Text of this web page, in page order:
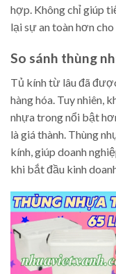
hợp. Không chỉ giúp
lại sự an toàn hơn cho
So sánh thùng
Tủ kính từ lâu đã
hàng hóa. Tuy nhiên,
nhựa trong nổi bật
là giá thành. Thùng
kính, giúp doanh
khi bắt đầu kinh